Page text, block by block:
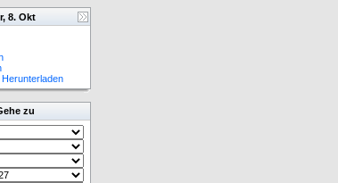
8. Okt
Herunterladen
zu